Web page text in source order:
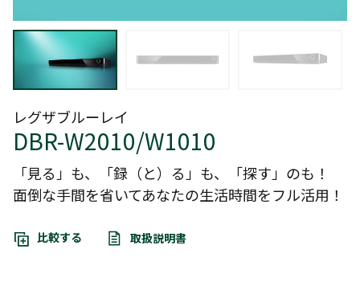
レグザブルーレイ
DBR-W2010/W1010
「見る」も、「録（と）る」も、「探す」のも！
面倒な手間を省いてあなたの生活時間をフル活用！
比較する 取扱説明書